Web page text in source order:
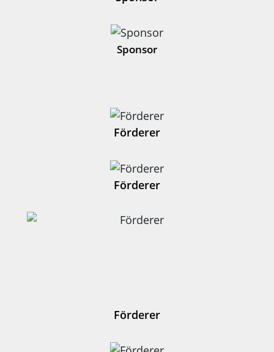
Sponsor
Förderer
Förderer
Förderer